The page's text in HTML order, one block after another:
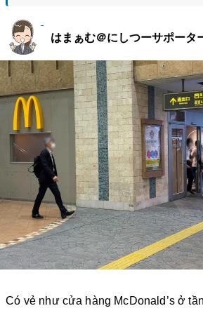
はまぁむ＠にしつーサポータ
Có vẻ như cửa hàng McDonald’s ở